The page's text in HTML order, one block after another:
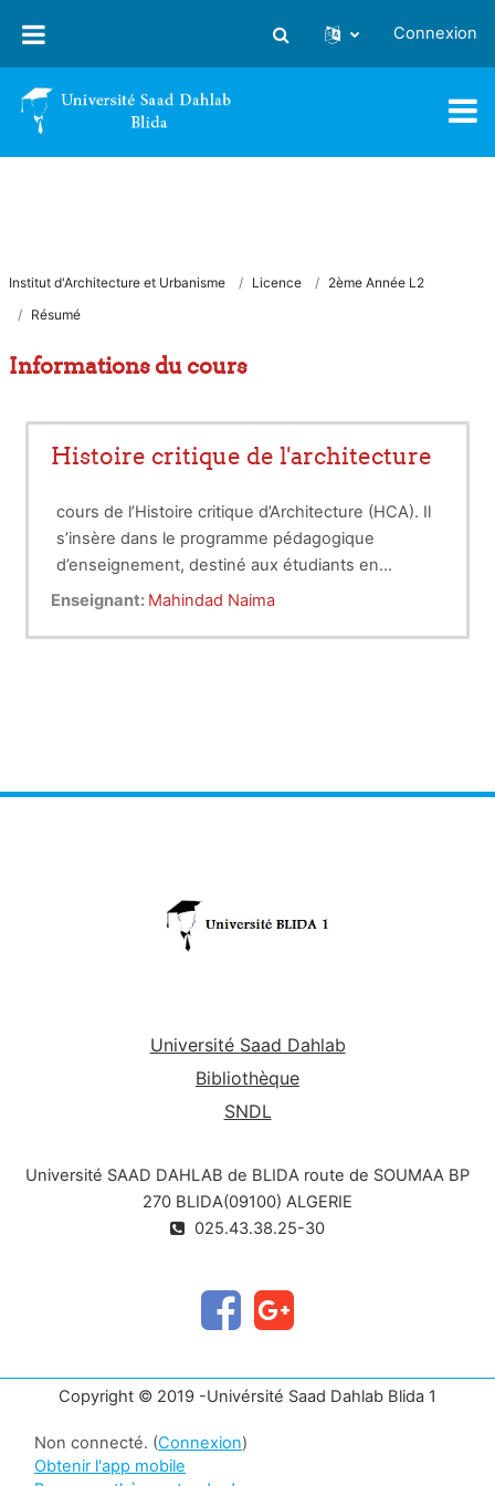
Activer/désactiver la saisie
Connexion
Institut d'Architecture et Urbanisme Licence
2ème Année L2
Résumé
Informations du cours
Histoire critique de l'architecture
cours de l’Histoire critique d’Architecture (HCA). Il
s’insère dans le programme pédagogique
d’enseignement, destiné aux étudiants en
deuxième année architecture (LMD). Il prend en
UEF2.3 et UEF2.4.
Les objectifs pédagogiques de ce module
l’architecture des dynasties musulmanes au
Enseignant: Mahindad Naima
Université Saad Dahlab
Bibliothèque
SNDL
Université SAAD DAHLAB de BLIDA route de SOUMAA BP
270 BLIDA(09100) ALGERIE
025.43.38.25-30
Copyright © 2019 -Univérsité Saad Dahlab Blida 1
Non connecté. (Connexion)
Obtenir l'app mobile